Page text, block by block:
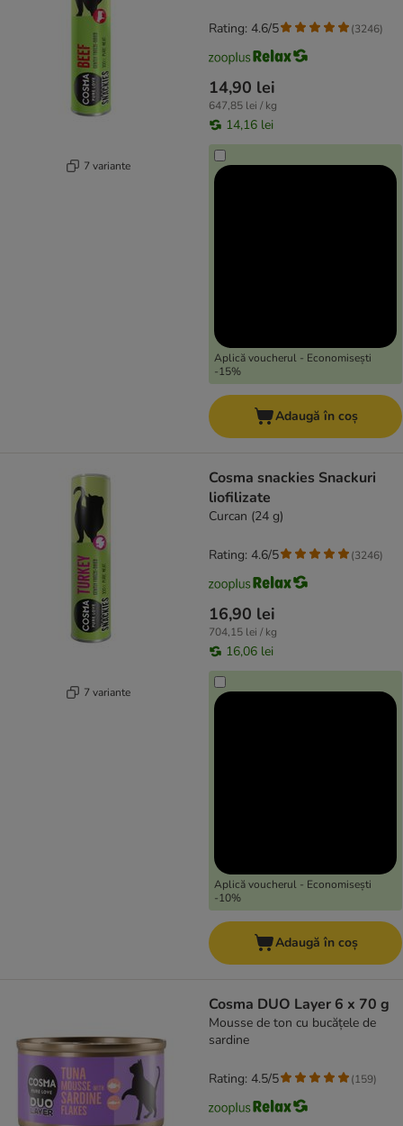
7 variante
14,90 lei
647,85 lei / kg
14,16 lei
Aplică voucherul - Economisești
-15%
Rating: 4.6/5 (3246)
Adaugă în coș
7 variante
Cosma snackies Snackuri
liofilizate
Curcan (24 g)
16,90 lei
704,15 lei / kg
16,06 lei
Aplică voucherul - Economisești
-10%
Rating: 4.6/5 (3246)
Adaugă în coș
Cosma DUO Layer 6 x 70 g
Mousse de ton cu bucățele de
sardine
Rating: 4.5/5 (159)